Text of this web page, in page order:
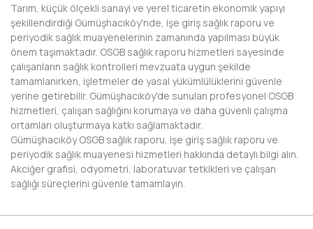
ORDU
OSMANİYE
RİZE
SAKARYA
SAMSUN
SİİRT
SİNOP
SİVAS
Tarım, küçük ölçekli sanayi ve yerel ticaretin ekonomik yapıyı
şekillendirdiği Gümüşhacıköy'nde, işe giriş sağlık raporu ve
periyodik sağlık muayenelerinin zamanında yapılması büyük
önem taşımaktadır. OSGB sağlık raporu hizmetleri sayesinde
çalışanların sağlık kontrolleri mevzuata uygun şekilde
tamamlanırken, işletmeler de yasal yükümlülüklerini güvenle
yerine getirebilir. Gümüşhacıköy'de sunulan profesyonel OSGB
hizmetleri, çalışan sağlığını korumaya ve daha güvenli çalışma
ortamları oluşturmaya katkı sağlamaktadır.
Gümüşhacıköy OSGB sağlık raporu, işe giriş sağlık raporu ve
periyodik sağlık muayenesi hizmetleri hakkında detaylı bilgi alın.
Akciğer grafisi, odyometri, laboratuvar tetkikleri ve çalışan
sağlığı süreçlerini güvenle tamamlayın.